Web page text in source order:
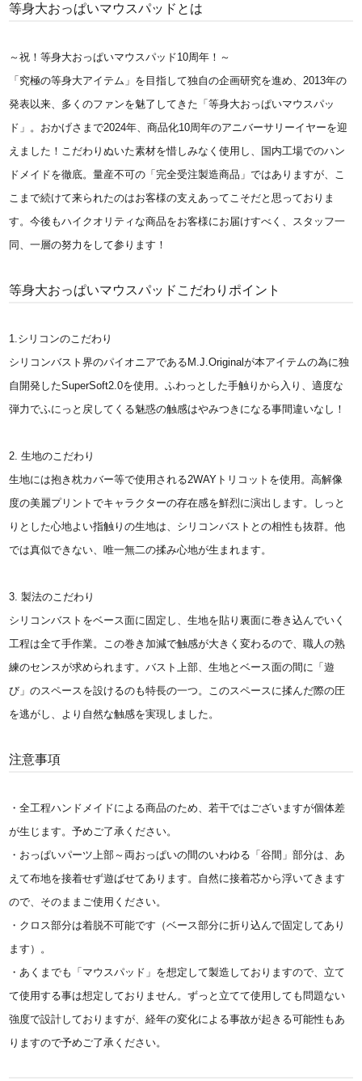
等身大おっぱいマウスパッドとは
～祝！等身大おっぱいマウスパッド10周年！～
「究極の等身大アイテム」を目指して独自の企画研究を進め、2013年の
発表以来、多くのファンを魅了してきた「等身大おっぱいマウスパッ
ド」。おかげさまで2024年、商品化10周年のアニバーサリーイヤーを迎
えました！こだわりぬいた素材を惜しみなく使用し、国内工場でのハン
ドメイドを徹底。量産不可の「完全受注製造商品」ではありますが、こ
こまで続けて来られたのはお客様の支えあってこそだと思っておりま
す。今後もハイクオリティな商品をお客様にお届けすべく、スタッフ一
同、一層の努力をして参ります！
等身大おっぱいマウスパッドこだわりポイント
1.シリコンのこだわり
シリコンバスト界のパイオニアであるM.J.Originalが本アイテムの為に独
自開発したSuperSoft2.0を使用。ふわっとした手触りから入り、適度な
弾力でふにっと戻してくる魅惑の触感はやみつきになる事間違いなし！
2. 生地のこだわり
生地には抱き枕カバー等で使用される2WAYトリコットを使用。高解像
度の美麗プリントでキャラクターの存在感を鮮烈に演出します。しっと
りとした心地よい指触りの生地は、シリコンバストとの相性も抜群。他
では真似できない、唯一無二の揉み心地が生まれます。
3. 製法のこだわり
シリコンバストをベース面に固定し、生地を貼り裏面に巻き込んでいく
工程は全て手作業。この巻き加減で触感が大きく変わるので、職人の熟
練のセンスが求められます。バスト上部、生地とベース面の間に「遊
び」のスペースを設けるのも特長の一つ。このスペースに揉んだ際の圧
を逃がし、より自然な触感を実現しました。
注意事項
・全工程ハンドメイドによる商品のため、若干ではございますが個体差
が生じます。予めご了承ください。
・おっぱいパーツ上部～両おっぱいの間のいわゆる「谷間」部分は、あ
えて布地を接着せず遊ばせてあります。自然に接着芯から浮いてきます
ので、そのままご使用ください。
・クロス部分は着脱不可能です（ベース部分に折り込んで固定してあり
ます）。
・あくまでも「マウスパッド」を想定して製造しておりますので、立て
て使用する事は想定しておりません。ずっと立てて使用しても問題ない
強度で設計しておりますが、経年の変化による事故が起きる可能性もあ
りますので予めご了承ください。